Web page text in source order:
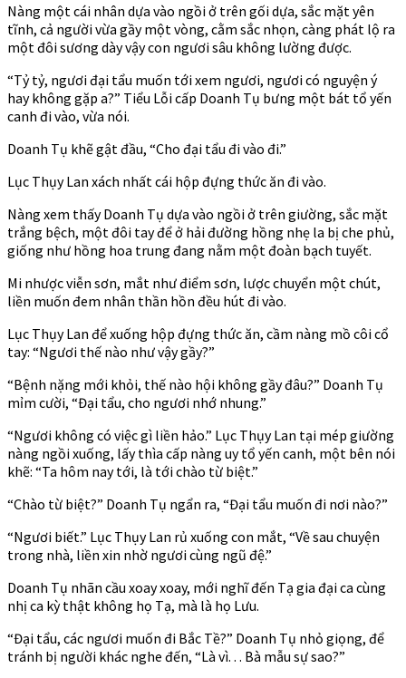
Nàng một cái nhân dựa vào ngồi ở trên gối dựa, sắc mặt yên
tĩnh, cả người vừa gầy một vòng, cằm sắc nhọn, càng phát lộ ra
một đôi sương dày vậy con ngươi sâu không lường được.
“Tỷ tỷ, ngươi đại tẩu muốn tới xem ngươi, ngươi có nguyện ý
hay không gặp a?” Tiểu Lỗi cấp Doanh Tụ bưng một bát tổ yến
canh đi vào, vừa nói.
Doanh Tụ khẽ gật đầu, “Cho đại tẩu đi vào đi.”
Lục Thụy Lan xách nhất cái hộp đựng thức ăn đi vào.
Nàng xem thấy Doanh Tụ dựa vào ngồi ở trên giường, sắc mặt
trắng bệch, một đôi tay để ở hải đường hồng nhẹ la bị che phủ,
giống như hồng hoa trung đang nằm một đoàn bạch tuyết.
Mi nhược viễn sơn, mắt như điểm sơn, lược chuyển một chút,
liền muốn đem nhân thần hồn đều hút đi vào.
Lục Thụy Lan để xuống hộp đựng thức ăn, cầm nàng mồ côi cổ
tay: “Ngươi thế nào như vậy gầy?”
“Bệnh nặng mới khỏi, thế nào hội không gầy đâu?” Doanh Tụ
mỉm cười, “Đại tẩu, cho ngươi nhớ nhung.”
“Ngươi không có việc gì liền hảo.” Lục Thụy Lan tại mép giường
nàng ngồi xuống, lấy thìa cấp nàng uy tổ yến canh, một bên nói
khẽ: “Ta hôm nay tới, là tới chào từ biệt.”
“Chào từ biệt?” Doanh Tụ ngẩn ra, “Đại tẩu muốn đi nơi nào?”
“Ngươi biết.” Lục Thụy Lan rủ xuống con mắt, “Về sau chuyện
trong nhà, liền xin nhờ ngươi cùng ngũ đệ.”
Doanh Tụ nhãn cầu xoay xoay, mới nghĩ đến Tạ gia đại ca cùng
nhị ca kỳ thật không họ Tạ, mà là họ Lưu.
“Đại tẩu, các ngươi muốn đi Bắc Tề?” Doanh Tụ nhỏ giọng, để
tránh bị người khác nghe đến, “Là vì. . . Bà mẫu sự sao?”